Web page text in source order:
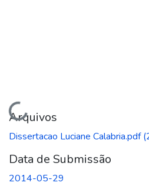
Carregando...
Arquivos
Dissertacao Luciane Calabria.pdf
Data de Submissão
2014-05-29